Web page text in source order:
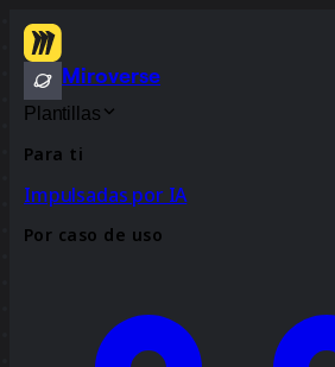
Miroverse
Plantillas
Para ti
Impulsadas por IA
Por caso de uso